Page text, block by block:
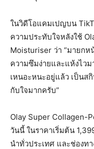
ในวิดีโอแคมเปญบน
ความประทับใจหลังใช้
Moisturiser ว่า “มายกห
ความซึมง่ายและแห้งไว
เหนอะหนะอยู่แล้ว เป็นส
กับใจมากครับ”
Olay Super Collagen-
วันนี้ ในราคาเริ่มต้น
นำทั่วประเทศ และช่องท